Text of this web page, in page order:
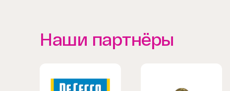
Наши партнёры